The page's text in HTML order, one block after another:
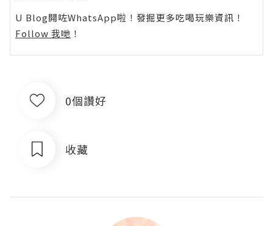
U Blog開咗WhatsApp啦！發掘更多吃喝玩樂資訊！
Follow 我哋 ！
0個讚好
收藏